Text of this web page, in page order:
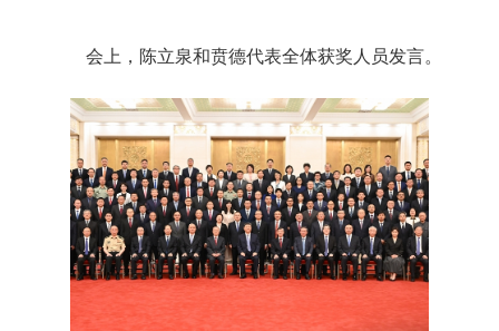
会上，陈立泉和贲德代表全体获奖人员发言。